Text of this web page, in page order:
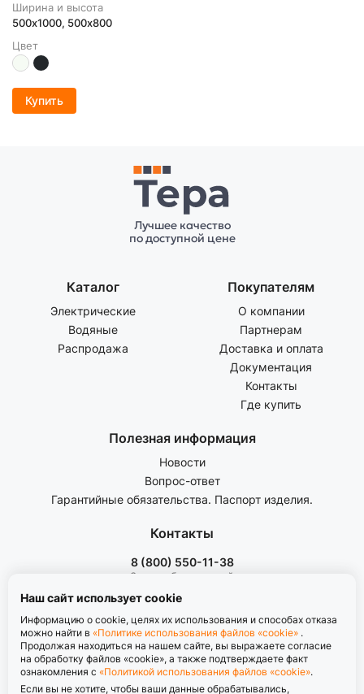
Ширина и высота
500х1000, 500x800
Цвет
Купить
Лучшее качество
по доступной цене
Каталог
Электрические
Водяные
Распродажа
Покупателям
О компании
Партнерам
Доставка и оплата
Документация
Контакты
Где купить
Полезная информация
Новости
Вопрос-ответ
Гарантийные обязательства. Паспорт изделия.
Контакты
8 (800) 550-11-38
Звонок бесплатный
пн-пт с 8.00 до 17.00
Политика обработки персональных данных
Наш сайт использует cookie
Информацию о cookie, целях их использования и способах отказа
можно найти в «Политике использования файлов «cookie» .
Продолжая находиться на нашем сайте, вы выражаете согласие
на обработку файлов «cookie», а также подтверждаете факт
ознакомления с «Политикой использования файлов «cookie».
Если вы не хотите, чтобы ваши данные обрабатывались,